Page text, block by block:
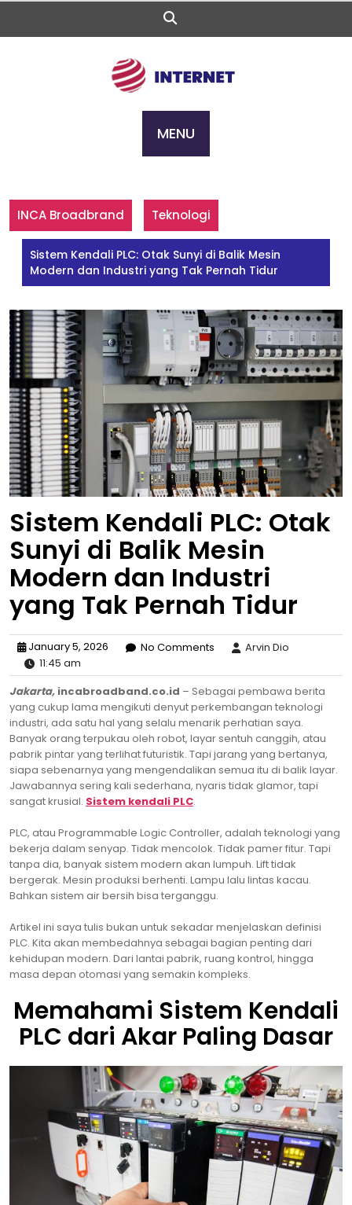
Skip
content
MENU
INCA Broadbrand Teknologi
Sistem Kendali PLC: Otak Sunyi di Balik Mesin
Modern dan Industri yang Tak Pernah Tidur
Sistem Kendali PLC: Otak
Sunyi di Balik Mesin
Modern dan Industri
yang Tak Pernah Tidur
January 5, 2026 No Comments
Arvin Dio
11:45 am
Jakarta, incabroadband.co.id – Sebagai pembawa berita
yang cukup lama mengikuti denyut perkembangan teknologi
industri, ada satu hal yang selalu menarik perhatian saya.
Banyak orang terpukau oleh robot, layar sentuh canggih, atau
pabrik pintar yang terlihat futuristik. Tapi jarang yang bertanya,
siapa sebenarnya yang mengendalikan semua itu di balik layar.
Jawabannya sering kali sederhana, nyaris tidak glamor, tapi
sangat krusial. Sistem kendali PLC.
PLC, atau Programmable Logic Controller, adalah teknologi yang
bekerja dalam senyap. Tidak mencolok. Tidak pamer fitur. Tapi
tanpa dia, banyak sistem modern akan lumpuh. Lift tidak
bergerak. Mesin produksi berhenti. Lampu lalu lintas kacau.
Bahkan sistem air bersih bisa terganggu.
Artikel ini saya tulis bukan untuk sekadar menjelaskan definisi
PLC. Kita akan membedahnya sebagai bagian penting dari
kehidupan modern. Dari lantai pabrik, ruang kontrol, hingga
masa depan otomasi yang semakin kompleks.
Memahami Sistem Kendali
PLC dari Akar Paling Dasar